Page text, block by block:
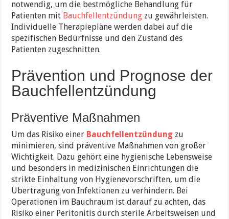
notwendig, um die bestmögliche Behandlung für
Patienten mit Bauchfellentzündung zu gewährleisten.
Individuelle Therapiepläne werden dabei auf die
spezifischen Bedürfnisse und den Zustand des
Patienten zugeschnitten.
Prävention und Prognose der
Bauchfellentzündung
Präventive Maßnahmen
Um das Risiko einer Bauchfellentzündung zu
minimieren, sind präventive Maßnahmen von großer
Wichtigkeit. Dazu gehört eine hygienische Lebensweise
und besonders in medizinischen Einrichtungen die
strikte Einhaltung von Hygienevorschriften, um die
Übertragung von Infektionen zu verhindern. Bei
Operationen im Bauchraum ist darauf zu achten, das
Risiko einer Peritonitis durch sterile Arbeitsweisen und